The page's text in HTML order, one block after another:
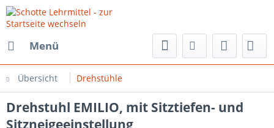
Menü
Übersicht Drehstühle
Drehstuhl EMILIO, mit Sitztiefen- und
Sitzneigeeinstellung